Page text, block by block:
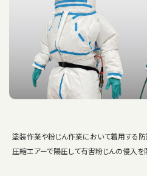
塗装作業や粉じん作業において着用する
圧縮エアーで陽圧して有害粉じんの侵入を